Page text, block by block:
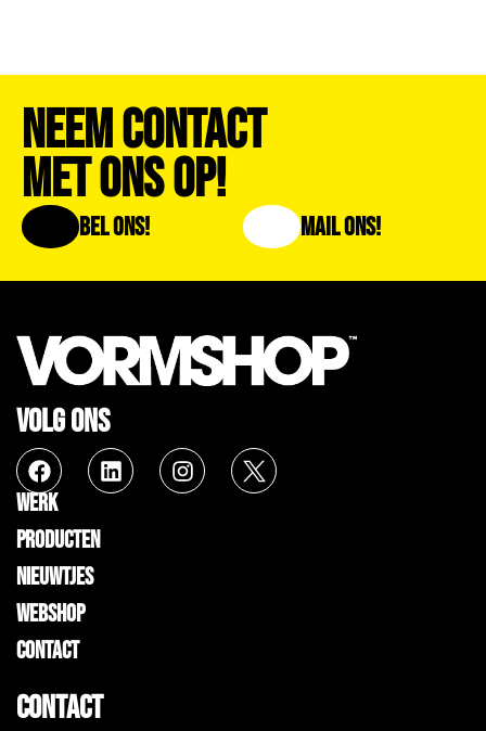
Neem Contact
Met Ons Op!
Bel Ons! Mail Ons!
VOLG ONS
WERK
PRODUCTEN
NIEUWTJES
WEBSHOP
CONTACT
CONTACT